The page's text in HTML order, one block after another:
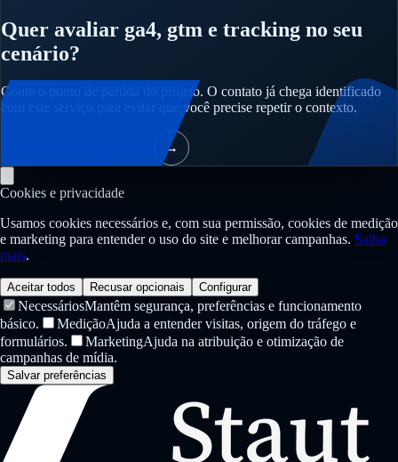
Quer avaliar ga4, gtm e tracking no seu
cenário?
Conte o ponto de partida do projeto. O contato já chega identificado
com este serviço para evitar que você precise repetir o contexto.
→
Cookies e privacidade
Usamos cookies necessários e, com sua permissão, cookies de medição
e marketing para entender o uso do site e melhorar campanhas. Saiba
mais.
Aceitar todos Recusar opcionais Configurar
NecessáriosMantêm segurança, preferências e funcionamento
básico.
MediçãoAjuda a entender visitas, origem do tráfego e
formulários.
MarketingAjuda na atribuição e otimização de
campanhas de mídia.
Salvar preferências